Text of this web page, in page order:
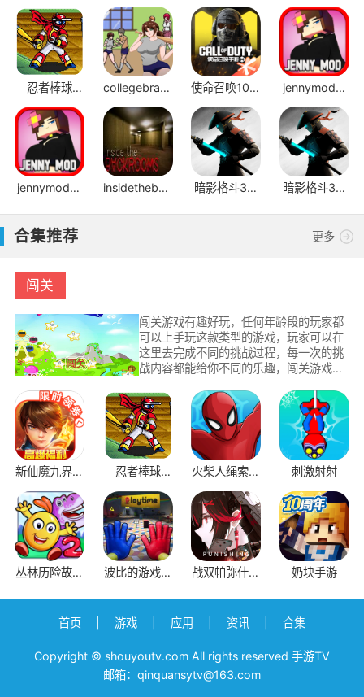
忍者棒球
v2.1.1
collegebrawl
手机版
使命召唤10幽
灵
jennymod模
组JAVA版
jennymod模
组手机版
insidethebackrooms
手机版
暗影格斗3国
际服
暗影格斗3官
方正版
合集推荐 更多
闯关
闯关游戏有趣好玩，任何年龄段的玩家都
可以上手玩这款类型的游戏，玩家可以在
这里去完成不同的挑战过程，每一次的挑
战内容都能给你不同的乐趣，闯关游戏中
的动脑时刻到了，如果你喜欢玩闯关游
戏，那就多多关注手游TV下载站，这里永
远为你带来最好玩的闯关游戏。
新仙魔九界互
通版
忍者棒球
v2.1.1
火柴人绳索救
援
刺激射射
丛林历险故事
波比的游戏时
战双帕弥什腾
奶块手游
首页 游戏 应用 资讯 合集
Copyright © shouyoutv.com All rights reserved 手游TV
邮箱：qinquansytv@163.com